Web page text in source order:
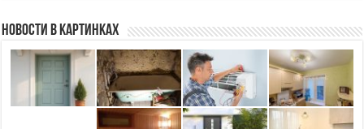
Новости в картинках